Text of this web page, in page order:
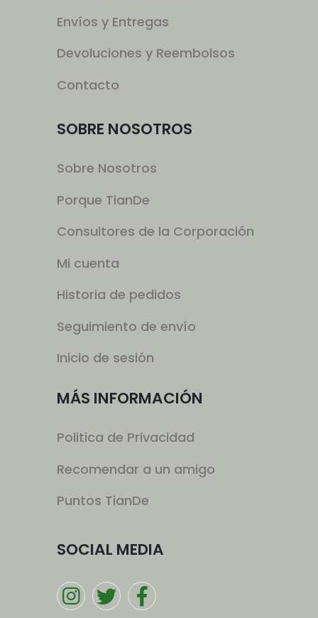
Envíos y Entregas
Devoluciones y Reembolsos
Contacto
SOBRE NOSOTROS
Sobre Nosotros
Porque TianDe
Consultores de la Corporación
Mi cuenta
Historia de pedidos
Seguimiento de envío
Inicio de sesión
MÁS INFORMACIÓN
Politica de Privacidad
Recomendar a un amigo
Puntos TianDe
SOCIAL MEDIA